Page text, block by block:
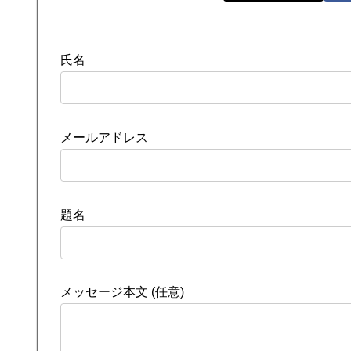
氏名
メールアドレス
題名
メッセージ本文 (任意)